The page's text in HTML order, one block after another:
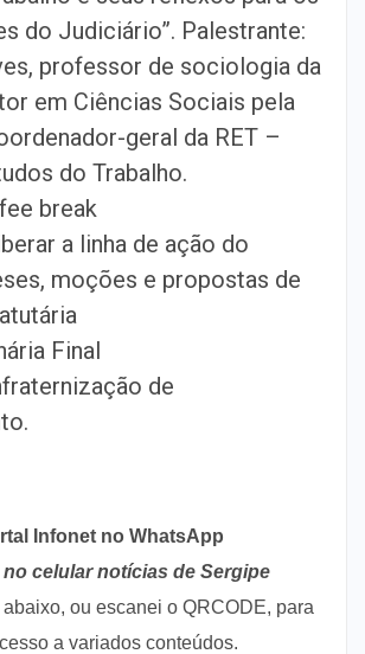
do Judiciário”. Palestrante:
professor de sociologia da
em Ciências Sociais pela
geral da RET –
do Trabalho.
break
a linha de ação do
moções e propostas de
Final
de
Infonet no WhatsApp
no celular notícias de Sergipe
ou escanei o QRCODE, para
a variados conteúdos.